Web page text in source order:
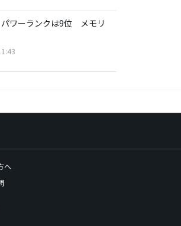
ワーランクは9位 メモリ
へ